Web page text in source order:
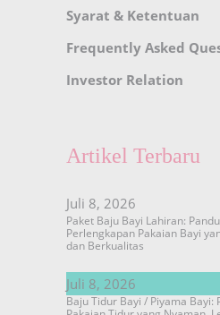
Syarat & Ketentuan
Frequently Asked
Investor Relation
Artikel Terbaru
Juli 8, 2026
Paket Baju Bayi Lahiran:
Perlengkapan Pakaian Bayi
dan Berkualitas
Juli 8, 2026
Baju Tidur Bayi / Piyama Bayi: